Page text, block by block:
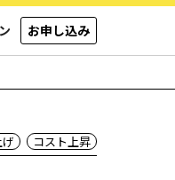
お申し込み
コスト上昇